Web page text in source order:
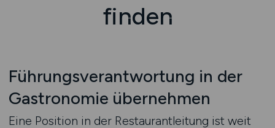
finden
Führungsverantwortung in der
Gastronomie übernehmen
Eine Position in der Restaurantleitung ist weit